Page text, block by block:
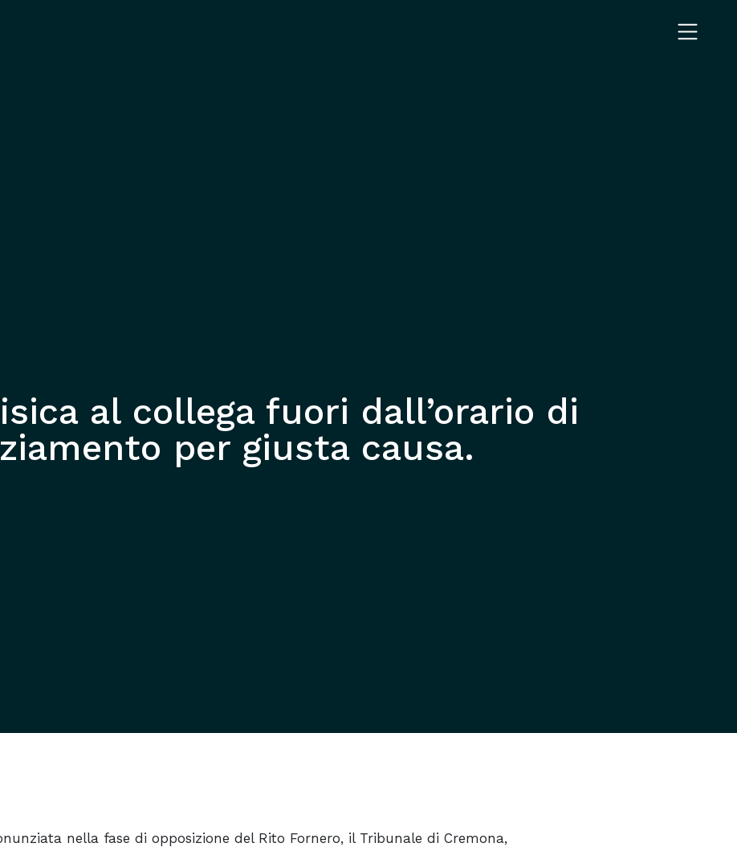
al collega fuori dall’orario di
per giusta causa.
nella fase di opposizione del Rito Fornero, il Tribunale di Cremona,